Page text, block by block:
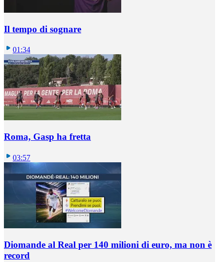
Il tempo di sognare
01:34
Roma, Gasp ha fretta
03:57
Diomande al Real per 140 milioni di euro, ma non è
record